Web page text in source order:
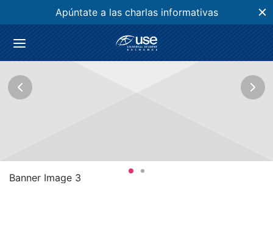
Apúntate a las charlas informativas
Banner Image 3
WORK & TRAVEL